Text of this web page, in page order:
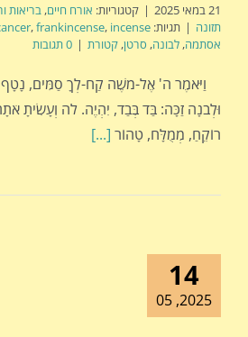
21 במאי 2025 | קטגוריות: אורח חיים, בריאות
תזונה | תגיות: ,frankincense, incense
אסתמה, לבונה, סרטן, קטורת | 0 תגובות
וַיֹּאמֶר ה' אֶל-מֹשֶׁה קַח-לְךָ סַמִּים, נָטָף
וּלְבֹנָה זַכָּה: בַּד בְּבַד, יִהְיֶה. לה וְעָשִׂיתָ
רוֹקֵחַ, מְמֻלָּח, טָהוֹר [...]
14
2025, 05